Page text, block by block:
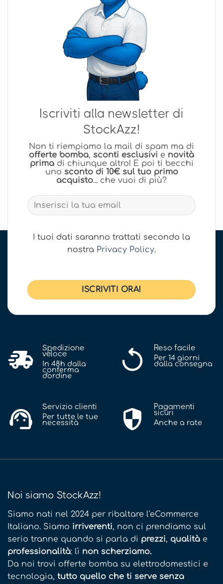
Iscriviti alla newsletter di
StockAzz!
Non ti riempiamo la mail di spam ma di
offerte bomba, sconti esclusivi e novità
primadi chiunque altro! E poi ti becchi
uno sconto di 10€ sul tuo primo
acquisto... che vuoi di più?
I tuoi dati saranno trattati secondo la
nostra Privacy Policy.
Spedizione
veloce
In 48h dalla
conferma
d'ordine
Reso facile
Per 14 giorni
dalla consegna
Servizio clienti
Per tutte le tue
necessità
Pagamenti
sicuri
Anche a rate
Noi siamo StockAzz!
Siamo nati nel 2024 per ribaltare l'eCommerce
Italiano. Siamo irriverenti, non ci prendiamo sul
serio tranne quando si parla di prezzi, qualità e
professionalità: lì non scherziamo.
Da noi trovi offerte bomba su elettrodomestici e
tecnologia, tutto quello che ti serve senza